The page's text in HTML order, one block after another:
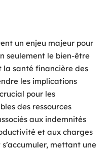
un enjeu majeur pour
seulement le bien-être
la santé financière des
les implications
pour les
des ressources
aux indemnités
et aux charges
mettant une